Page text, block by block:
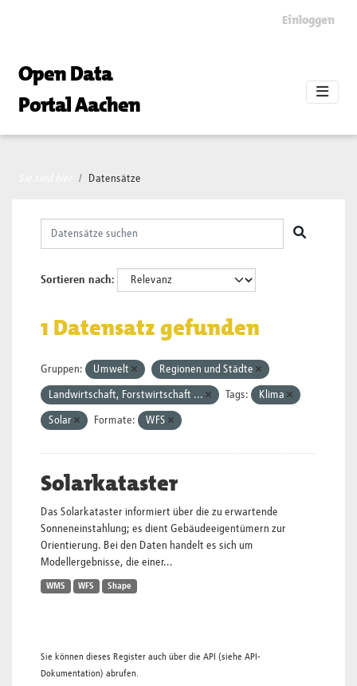
Einloggen
Open Data
Portal Aachen
Datensätze
Sortieren nach
1 Datensatz gefunden
Gruppen: Umwelt Regionen und Städte
Landwirtschaft, Forstwirtschaft ... Tags: Klima
Solar Formate: WFS
Solarkataster
Das Solarkataster informiert über die zu erwartende
Sonneneinstahlung; es dient Gebäudeeigentümern zur
Orientierung. Bei den Daten handelt es sich um
Modellergebnisse, die einer...
WMS WFS Shape
Sie können dieses Register auch über die API (siehe API-
Dokumentation) abrufen.